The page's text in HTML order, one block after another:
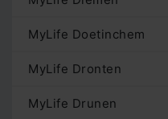
MyLife Doetinchem
MyLife Dronten
MyLife Drunen